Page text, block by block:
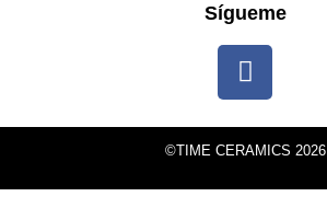
Sígueme
©TIME CERAMICS 2026